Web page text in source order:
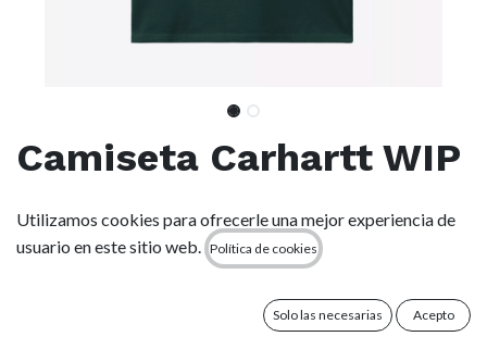
Camiseta Carhartt WIP
Madison - Dark
Fir/Wax
La S/S Madison T-Shirt se ha confeccionado en punto de
Utilizamos cookies para ofrecerle una mejor experiencia de
usuario en este sitio web.
Política de cookies
Solo las necesarias Acepto